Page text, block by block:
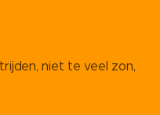
niet te veel zon,